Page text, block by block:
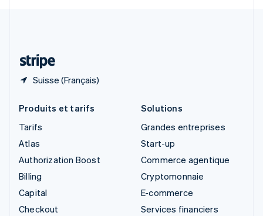
Suisse (Français)
Produits et tarifs
Tarifs
Atlas
Authorization Boost
Billing
Capital
Checkout
Solutions
Grandes entreprises
Start-up
Commerce agentique
Cryptomonnaie
E-commerce
Services financiers